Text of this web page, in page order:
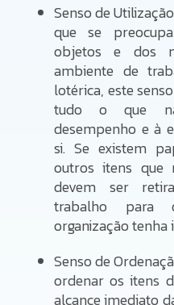
Senso de
que se
objetos e dos
ambiente de
lotérica, este
tudo o que
desempenho e à
si. Se existem
outros itens que
devem ser
trabalho para
organização
Senso de
ordenar os itens
alcance imediato